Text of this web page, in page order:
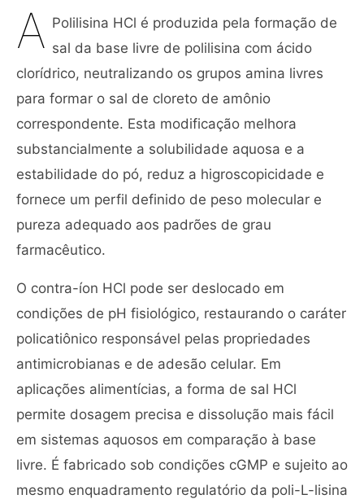
A Polilisina HCl é produzida pela formação de
sal da base livre de polilisina com ácido
clorídrico, neutralizando os grupos amina livres
para formar o sal de cloreto de amônio
correspondente. Esta modificação melhora
substancialmente a solubilidade aquosa e a
estabilidade do pó, reduz a higroscopicidade e
fornece um perfil definido de peso molecular e
pureza adequado aos padrões de grau
farmacêutico.
O contra-íon HCl pode ser deslocado em
condições de pH fisiológico, restaurando o caráter
policatiônico responsável pelas propriedades
antimicrobianas e de adesão celular. Em
aplicações alimentícias, a forma de sal HCl
permite dosagem precisa e dissolução mais fácil
em sistemas aquosos em comparação à base
livre. É fabricado sob condições cGMP e sujeito ao
mesmo enquadramento regulatório da poli-L-lisina